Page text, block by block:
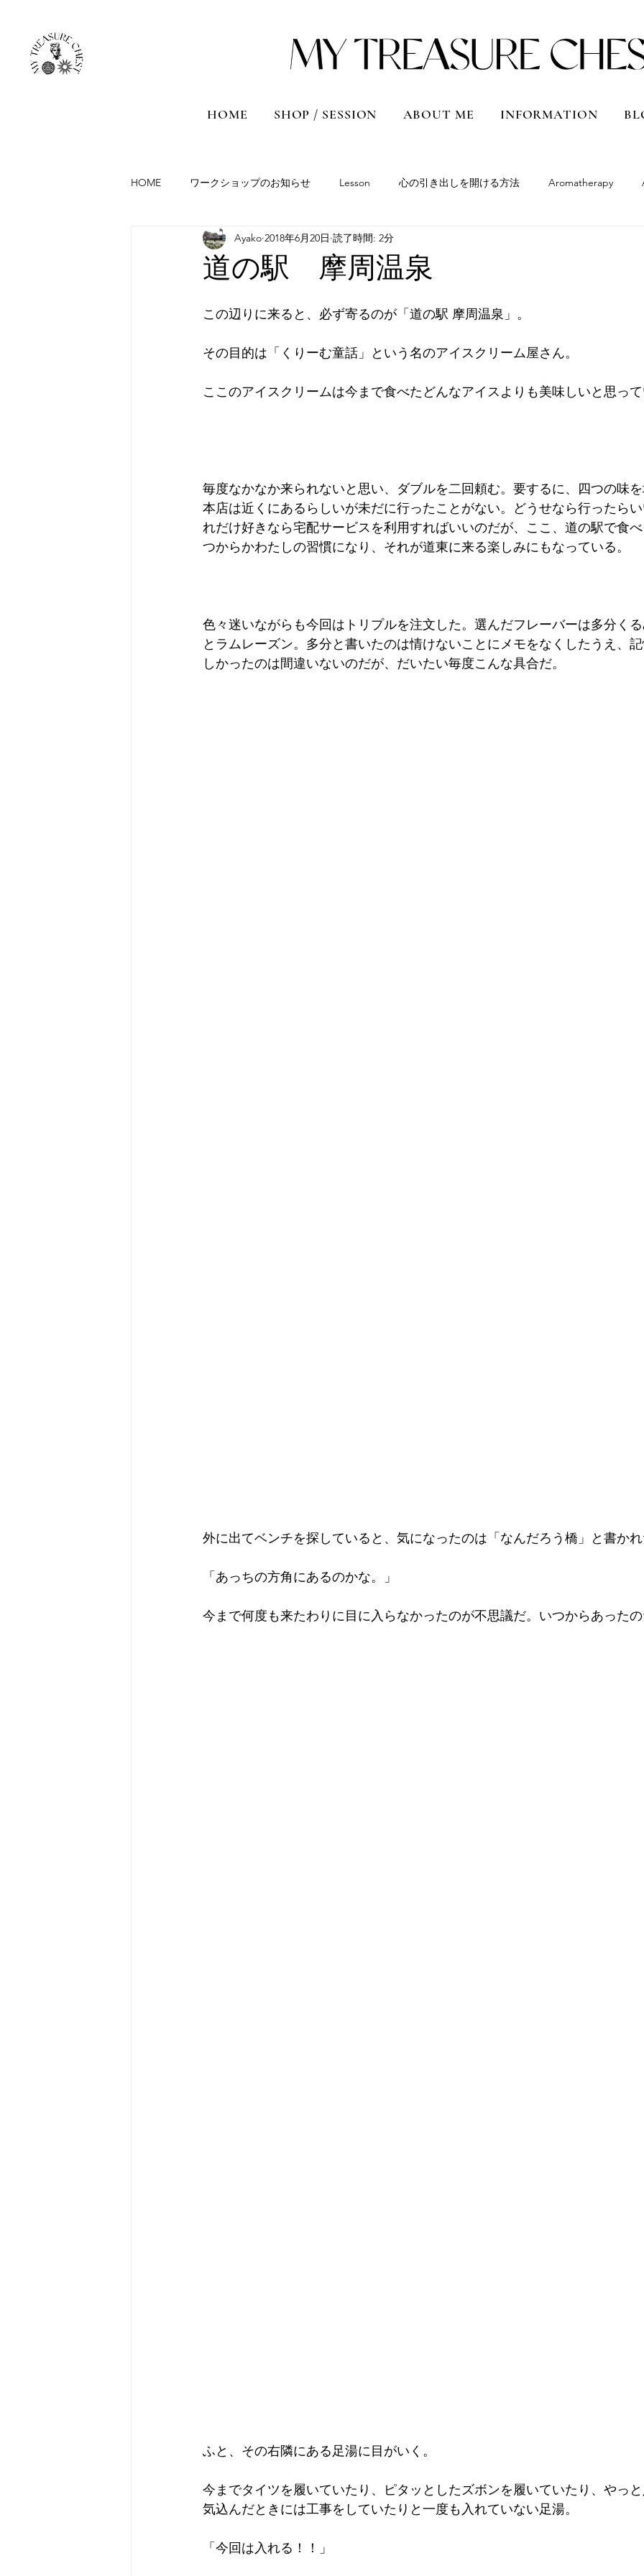
HOME SHOP / SESSION ABOUT ME INFORMATION
HOME ワークショップのお知らせ Lesson 心の引き出しを開ける方法 Aromatherapy
Aromatherapy session Travel South America
Fashion Books About me Job Information India
道の駅 摩周温泉
Ayako 2018年6月20日 読了時間: 2分
この辺りに来ると、必ず寄るのが「道の駅 摩周温泉」。
その目的は「くりーむ童話」という名のアイスクリーム屋さん。
ここのアイスクリームは今まで食べたどんなアイスよりも美味しいと思っ
毎度なかなか来られないと思い、ダブルを二回頼む。要するに、四つの味
本店は近くにあるらしいが未だに行ったことがない。どうせなら行ったら
れだけ好きなら宅配サービスを利用すればいいのだが、ここ、道の駅で食
つからかわたしの習慣になり、それが道東に来る楽しみにもなっている。
色々迷いながらも今回はトリプルを注文した。選んだフレーバーは多分く
とラムレーズン。多分と書いたのは情けないことにメモをなくしたうえ、
しかったのは間違いないのだが、だいたい毎度こんな具合だ。
外に出てベンチを探していると、気になったのは「なんだろう橋」と書か
「あっちの方角にあるのかな。」
今まで何度も来たわりに目に入らなかったのが不思議だ。いつからあった
ふと、その右隣にある足湯に目がいく。
今までタイツを履いていたり、ピタッとしたズボンを履いていたり、やっ
気込んだときには工事をしていたりと一度も入れていない足湯。
「今回は入れる！！」